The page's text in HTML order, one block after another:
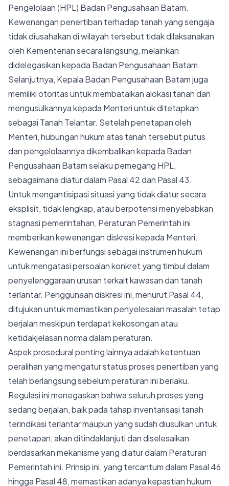
Pengelolaan (HPL) Badan Pengusahaan Batam.
Kewenangan penertiban terhadap tanah yang sengaja
tidak diusahakan di wilayah tersebut tidak dilaksanakan
oleh Kementerian secara langsung, melainkan
didelegasikan kepada Badan Pengusahaan Batam.
Selanjutnya, Kepala Badan Pengusahaan Batam juga
memiliki otoritas untuk membatalkan alokasi tanah dan
mengusulkannya kepada Menteri untuk ditetapkan
sebagai Tanah Telantar. Setelah penetapan oleh
Menteri, hubungan hukum atas tanah tersebut putus
dan pengelolaannya dikembalikan kepada Badan
Pengusahaan Batam selaku pemegang HPL,
sebagaimana diatur dalam Pasal 42 dan Pasal 43.
Untuk mengantisipasi situasi yang tidak diatur secara
eksplisit, tidak lengkap, atau berpotensi menyebabkan
stagnasi pemerintahan, Peraturan Pemerintah ini
memberikan kewenangan diskresi kepada Menteri.
Kewenangan ini berfungsi sebagai instrumen hukum
untuk mengatasi persoalan konkret yang timbul dalam
penyelenggaraan urusan terkait kawasan dan tanah
terlantar. Penggunaan diskresi ini, menurut Pasal 44,
ditujukan untuk memastikan penyelesaian masalah tetap
berjalan meskipun terdapat kekosongan atau
ketidakjelasan norma dalam peraturan.
Aspek prosedural penting lainnya adalah ketentuan
peralihan yang mengatur status proses penertiban yang
telah berlangsung sebelum peraturan ini berlaku.
Regulasi ini menegaskan bahwa seluruh proses yang
sedang berjalan, baik pada tahap inventarisasi tanah
terindikasi terlantar maupun yang sudah diusulkan untuk
penetapan, akan ditindaklanjuti dan diselesaikan
berdasarkan mekanisme yang diatur dalam Peraturan
Pemerintah ini. Prinsip ini, yang tercantum dalam Pasal 46
hingga Pasal 48, memastikan adanya kepastian hukum